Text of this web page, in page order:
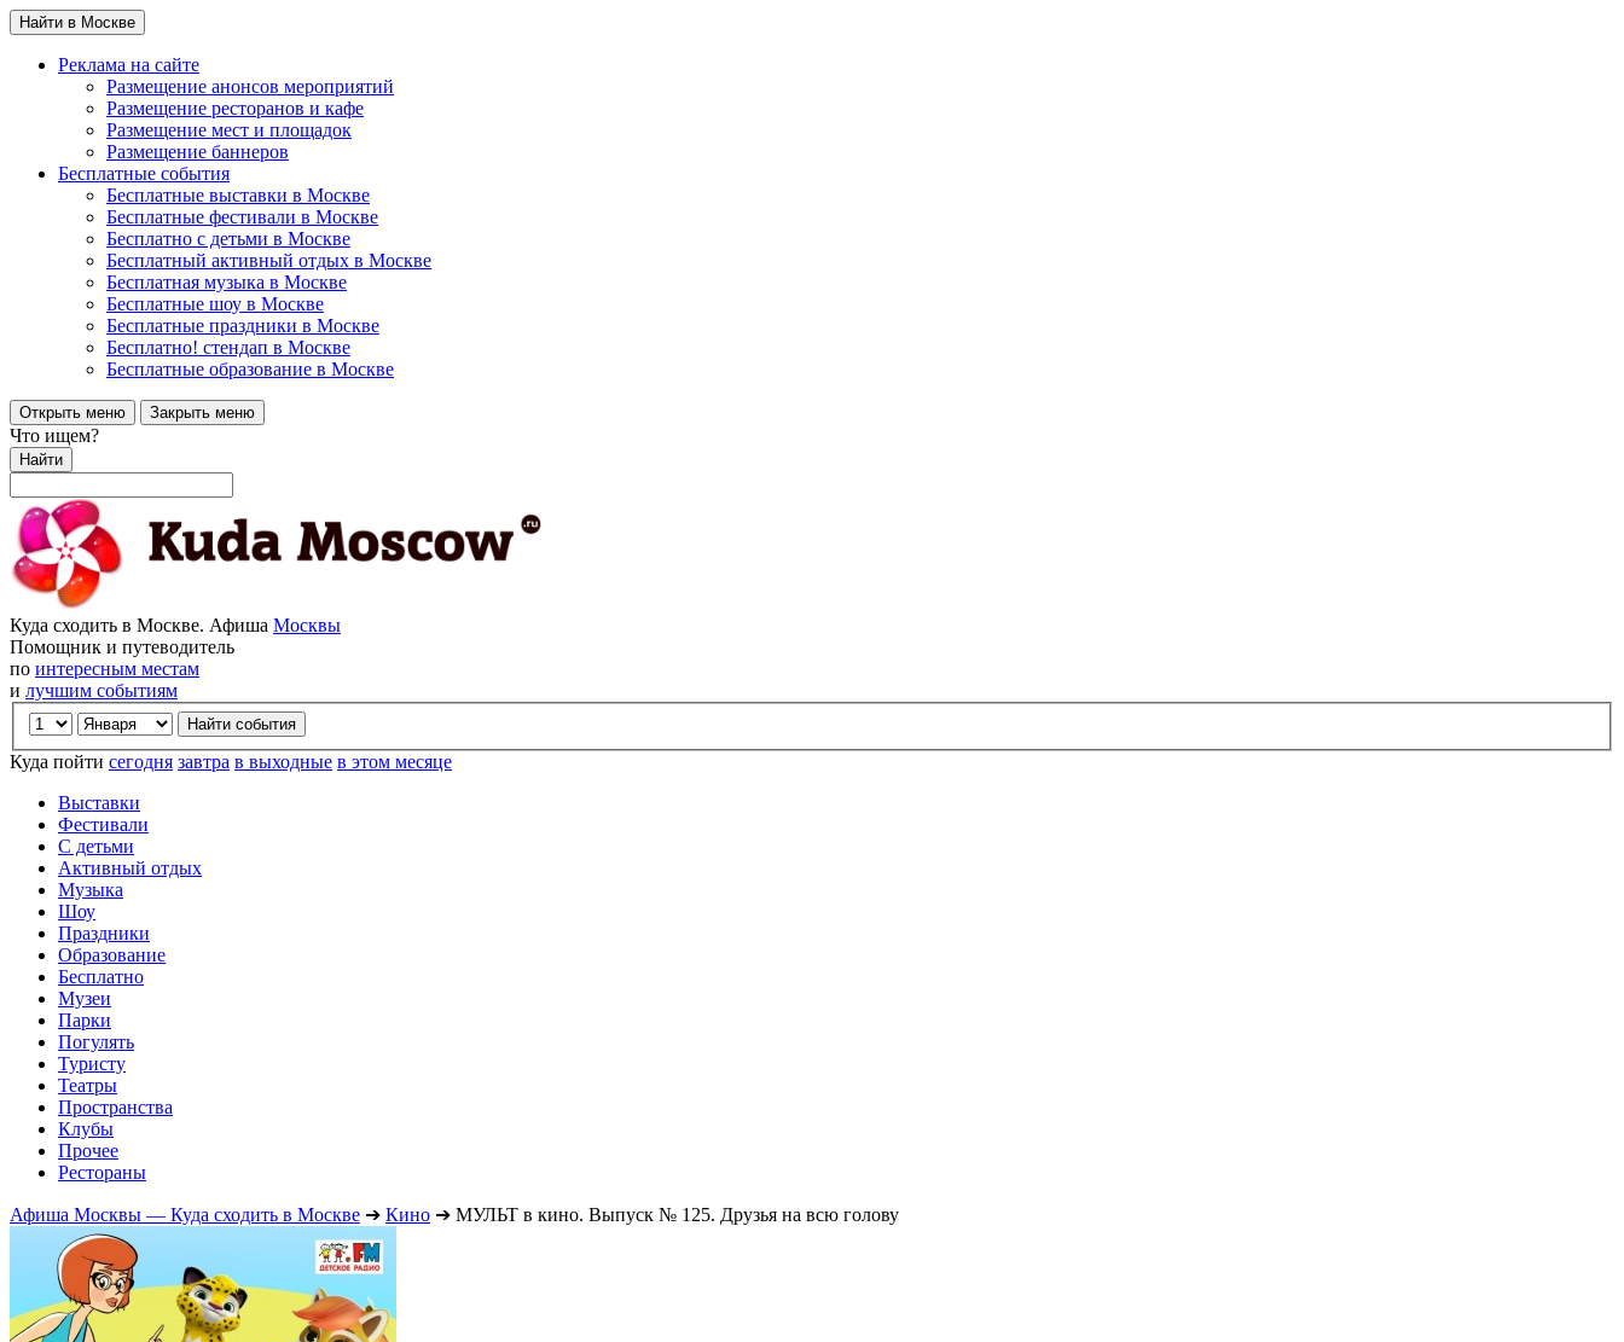
Найти в Москве
Реклама на сайте
Размещение анонсов мероприятий
Размещение ресторанов и кафе
Размещение мест и площадок
Размещение баннеров
Бесплатные события
Бесплатные выставки в Москве
Бесплатные фестивали в Москве
Бесплатно с детьми в Москве
Бесплатный активный отдых в Москве
Бесплатная музыка в Москве
Бесплатные шоу в Москве
Бесплатные праздники в Москве
Бесплатно! стендап в Москве
Бесплатные образование в Москве
Открыть меню Закрыть меню
Что ищем?
Найти
Куда сходить в Москве. Афиша Москвы
Помощник и путеводитель
по интересным местам
и лучшим событиям
Куда пойти сегодня завтра в выходные в этом месяце
Выставки
Фестивали
С детьми
Активный отдых
Музыка
Шоу
Праздники
Образование
Бесплатно
Музеи
Парки
Погулять
Туристу
Театры
Пространства
Клубы
Прочее
Рестораны
Афиша Москвы — Куда сходить в Москве ➔ Кино ➔ МУЛЬТ в кино. Выпуск № 125. Друзья на всю голову